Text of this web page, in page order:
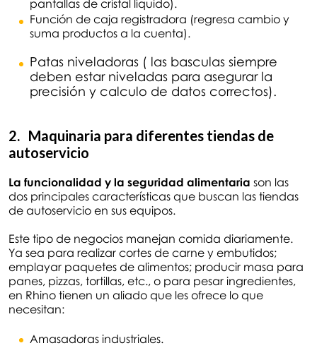
pantallas de cristal líquido).
Función de caja registradora (regresa cambio y
suma productos a la cuenta).
Patas niveladoras ( las basculas siempre
deben estar niveladas para asegurar la
precisión y calculo de datos correctos).
2. Maquinaria para diferentes tiendas de
autoservicio
La funcionalidad y la seguridad alimentaria son las
dos principales características que buscan las tiendas
de autoservicio en sus equipos.
Este tipo de negocios manejan comida diariamente.
Ya sea para realizar cortes de carne y embutidos;
emplayar paquetes de alimentos; producir masa para
panes, pizzas, tortillas, etc., o para pesar ingredientes,
en Rhino tienen un aliado que les ofrece lo que
necesitan:
Amasadoras industriales.